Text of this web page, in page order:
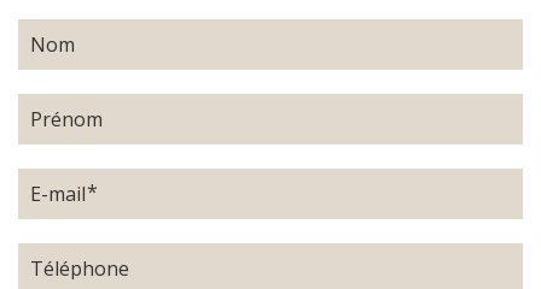
Nom
Prénom
E-mail
Téléphone